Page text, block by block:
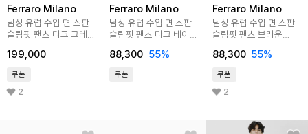
Ferraro Milano
남성 유럽 수입 면 스판
슬림핏 팬츠 다크 그레이
199,000
쿠폰
2
Ferraro Milano
남성 유럽 수입 면 스판
슬림핏 팬츠 다크 베이지
88,300 55%
쿠폰
Ferraro Milano
남성 유럽 수입 면 스판
슬림핏 팬츠 브라운
88,300 55%
쿠폰
2